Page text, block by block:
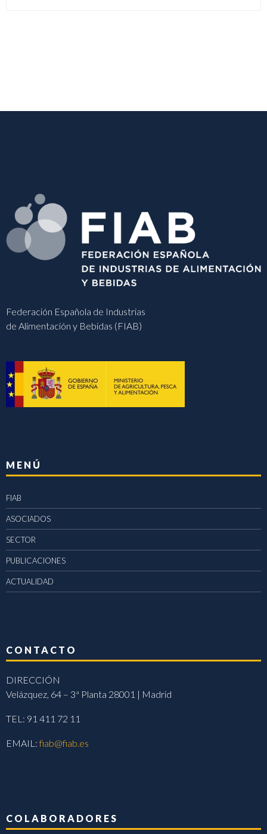
Federación Española de Industrias
de Alimentación y Bebidas (FIAB)
MENÚ
FIAB
ASOCIADOS
SECTOR
PUBLICACIONES
ACTUALIDAD
CONTACTO
DIRECCIÓN
Velázquez, 64 – 3ª Planta 28001 | Madrid
TEL: 91 411 72 11
EMAIL:fiab@fiab.es
COLABORADORES